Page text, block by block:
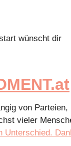
wünscht dir
von
vieler
Unterschied.